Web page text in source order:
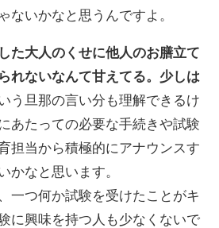
ないかなと思うんですよ。
た大人のくせに他人のお膳立て
れないなんて甘えてる。少しは
う旦那の言い分も理解できるけ
あたっての必要な手続きや試験
担当から積極的にアナウンスす
かなと思います。
一つ何か試験を受けたことがキ
に興味を持つ人も少なくないで